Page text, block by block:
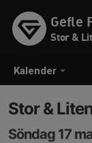
Kalender
Gefle
Stor &
Stor &
Söndag 17